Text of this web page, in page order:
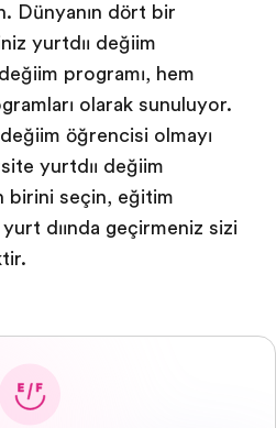
Dünyanın dört bir
yurtdışı değişim
programı, hem
olarak sunuluyor.
öğrencisi olmayı
yurtdışı değişim
birini seçin, eğitim
dışında geçirmeniz sizi